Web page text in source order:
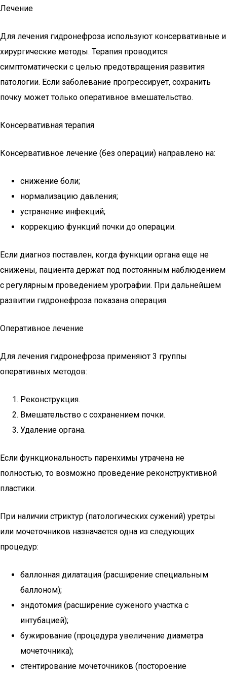
Лечение
Для лечения гидронефроза используют консервативные и
хирургические методы. Терапия проводится
симптоматически с целью предотвращения развития
патологии. Если заболевание прогрессирует, сохранить
почку может только оперативное вмешательство.
Консервативная терапия
Консервативное лечение (без операции) направлено на:
снижение боли;
нормализацию давления;
устранение инфекций;
коррекцию функций почки до операции.
Если диагноз поставлен, когда функции органа еще не
снижены, пациента держат под постоянным наблюдением
с регулярным проведением урографии. При дальнейшем
развитии гидронефроза показана операция.
Оперативное лечение
Для лечения гидронефроза применяют 3 группы
оперативных методов:
Реконструкция.
Вмешательство с сохранением почки.
Удаление органа.
Если функциональность паренхимы утрачена не
полностью, то возможно проведение реконструктивной
пластики.
При наличии стриктур (патологических сужений) уретры
или мочеточников назначается одна из следующих
процедур:
баллонная дилатация (расширение специальным
баллоном);
эндотомия (расширение суженого участка с
интубацией);
бужирование (процедура увеличение диаметра
мочеточника);
стентирование мочеточников (постороение